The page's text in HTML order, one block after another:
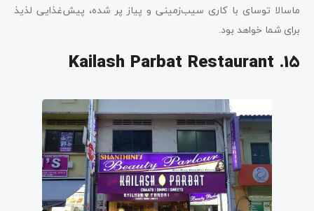
ماسالا توسای با کاری سیب‌زمینی و پیاز پر شده، پیش‌غذایی لذیذ
برای شما خواهد بود.
15. Kailash Parbat Restaurant